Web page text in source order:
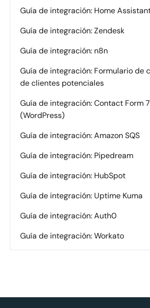
Guía de integración: Home
Guía de integración: Zendesk
Guía de integración: n8n
Guía de integración: Formulario de
de clientes potenciales
Guía de integración: Contact Form 7
(WordPress)
Guía de integración: Amazon SQS
Guía de integración: Pipedream
Guía de integración: HubSpot
Guía de integración: Uptime Kuma
Guía de integración: Auth0
Guía de integración: Workato